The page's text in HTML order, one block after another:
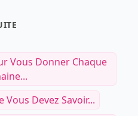
Vous Donner Chaque
Devez Savoir...